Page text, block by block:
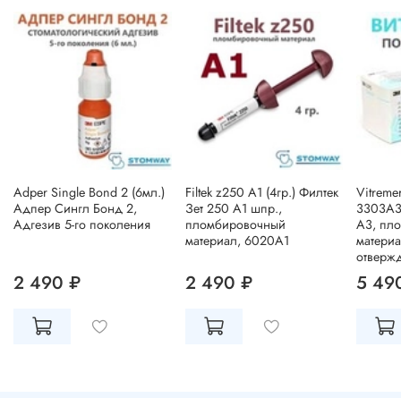
Adper Single Bond 2 (6мл.)
Адпер Сингл Бонд 2,
Адгезив 5-го поколения
2 490 ₽
Filtek z250 A1 (4гр.) Филтек
Зет 250 А1 шпр.,
пломбировочный
материал, 6020A1
2 490 ₽
A3,
5